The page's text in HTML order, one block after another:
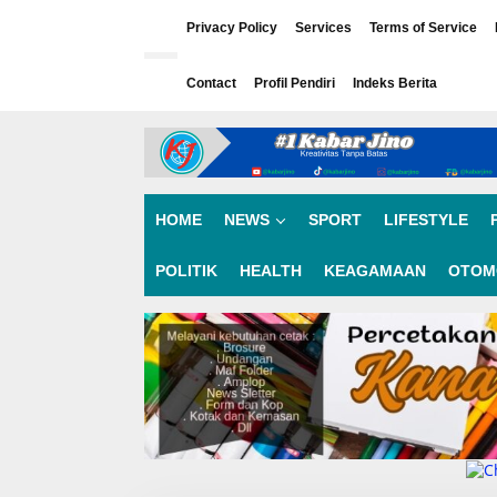
Privacy Policy Services Terms of Service
Contact Profil Pendiri Indeks Berita
HOME NEWS SPORT LIFESTYLE
POLITIK HEALTH KEAGAMAAN